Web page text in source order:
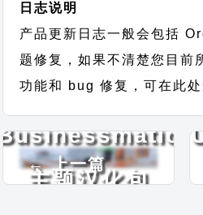
日志说明
产品更新日志一般会包括
题修复，如果不清楚您目前
功能和 bug 修复，可在此处
← 上一篇
主题汉化包